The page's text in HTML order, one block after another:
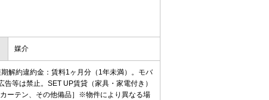
媒介
解約違約金：賃料1ヶ月分（1年未満）。モバ
等は禁止。SET UP賃貸（家具・家電付き）
ーテン、その他備品］※物件により異なる場